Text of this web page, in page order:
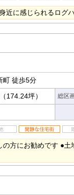
近に感じられるログ
町 徒歩5分
（174.24坪） 総区
方にお勧めです ●土